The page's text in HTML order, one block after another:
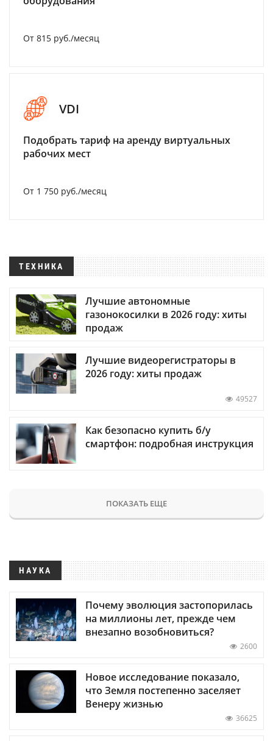
От 815 руб./месяц
VDI
Подобрать тариф на аренду виртуальных
рабочих мест
От 1 750 руб./месяц
ТЕХНИКА
Лучшие автономные
газонокосилки в 2026 году: хиты
продаж
Лучшие видеорегистраторы в
2026 году: хиты продаж
49527
Как безопасно купить б/у
смартфон: подробная инструкция
ПОКАЗАТЬ ЕЩЕ
НАУКА
Почему эволюция застопорилась
на миллионы лет, прежде чем
внезапно возобновиться?
2600
Новое исследование показало,
что Земля постепенно заселяет
Венеру жизнью
36625